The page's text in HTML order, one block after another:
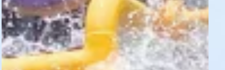
河川環境楽園ポータルサイト